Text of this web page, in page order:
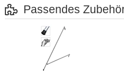
Passendes